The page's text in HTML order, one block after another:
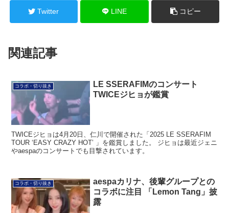
Twitter LINE コピー
関連記事
コラボ・切り抜き
LE SSERAFIMのコンサート
TWICEジヒョが鑑賞
TWICEジヒョは4月20日、仁川で開催された「2025 LE SSERAFIM
TOUR ‘EASY CRAZY HOT’ 」を鑑賞しました。 ジヒョは最近ジェニ
やaespaのコンサートでも目撃されています。
コラボ・切り抜き
aespaカリナ、後輩グループとの
コラボに注目 「Lemon Tang」披
露